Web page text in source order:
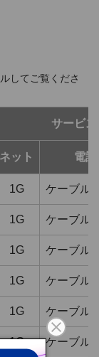
してご覧くださ
サービ
ネット 電話
1G ケーブル
1G ケーブル
1G ケーブル
1G ケーブル
1G ケーブル
1G ケーブル